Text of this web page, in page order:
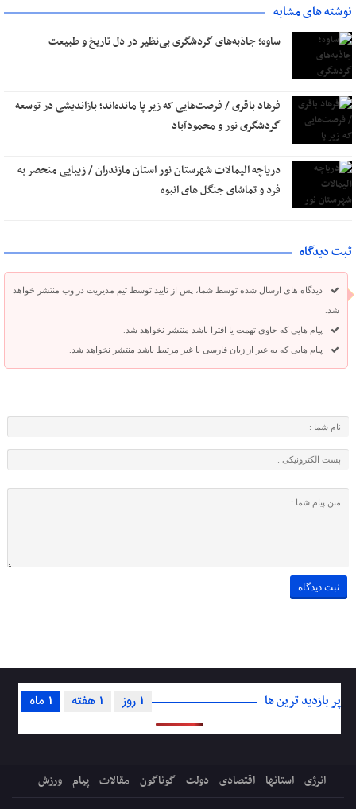
نوشته های مشابه
ساوه؛ جاذبه‌های گردشگری بی‌نظیر در دل تاریخ و طبیعت
فرهاد باقری / فرصت‌هایی که زیر پا مانده‌اند؛ بازاندیشی در توسعه
گردشگری نور و محمودآباد
دریاچه الیمالات شهرستان نور استان مازندران / زیبایی منحصر به
فرد و تماشای جنگل های انبوه
ثبت دیدگاه
دیدگاه های ارسال شده توسط شما، پس از تایید توسط تیم مدیریت در وب منتشر خواهد
شد.
پیام هایی که حاوی تهمت یا افترا باشد منتشر نخواهد شد.
پیام هایی که به غیر از زبان فارسی یا غیر مرتبط باشد منتشر نخواهد شد.
پر بازدید ترین ها 1 ماه 1 هفته 1 روز
انرژی استانها اقتصادی دولت گوناگون مقالات پیام ورزش